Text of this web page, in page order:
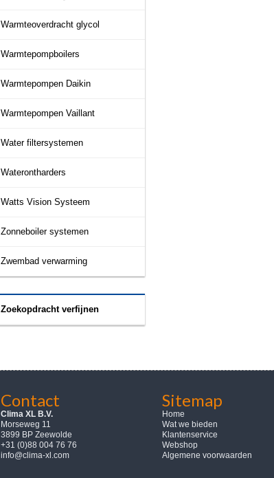
Warmteoverdracht glycol
Warmtepompboilers
Warmtepompen Daikin
Warmtepompen Vaillant
Water filtersystemen
Waterontharders
Watts Vision Systeem
Zonneboiler systemen
Zwembad verwarming
Zoekopdracht verfijnen
Contact
Clima XL B.V.
Morseweg 11
3899 BP Zeewolde
+31 (0)88 004 76 76
info@clima-xl.com
Sitemap
Home
Wat we bieden
Klantenservice
Webshop
Algemene voorwaarden